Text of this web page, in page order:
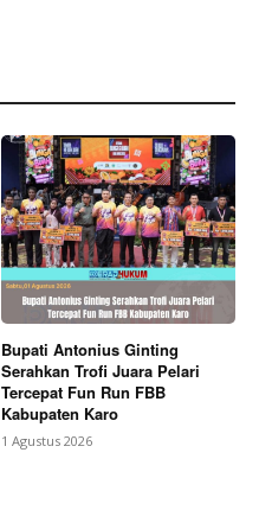
Bupati Antonius Ginting
Serahkan Trofi Juara Pelari
Tercepat Fun Run FBB
Kabupaten Karo
1 Agustus 2026